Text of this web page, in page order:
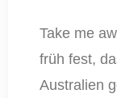
Take me
früh fest,
Australien